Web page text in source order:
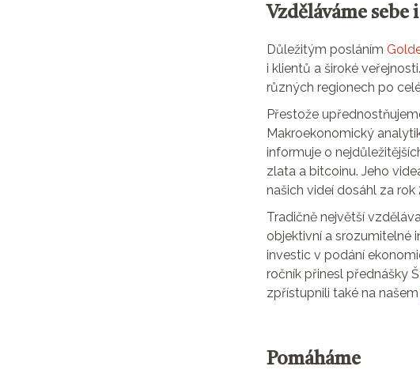
Vzděláváme sebe
Důležitým posláním
i klientů a široké
různých regionech po
Přestože
Makroekonomický
informuje o
zlata a bitcoinu. Jeho
našich videí dosáhl za rok
Tradičně největší
objektivní a srozumitelné
investic v podání
ročník přinesl přednášky
zpřístupnili také na našem
Pomáháme